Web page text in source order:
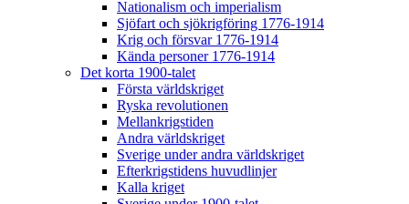
Nationalism och imperialism
Sjöfart och sjökrigföring 1776-1914
Krig och försvar 1776-1914
Kända personer 1776-1914
Det korta 1900-talet
Första världskriget
Ryska revolutionen
Mellankrigstiden
Andra världskriget
Sverige under andra världskriget
Efterkrigstidens huvudlinjer
Kalla kriget